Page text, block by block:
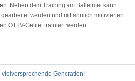
Neben dem Training am Balleimer kann
werden und mit ähnlich motivierten
OTTV-Gebiet trainiert werden.
vielversprechende Generation!